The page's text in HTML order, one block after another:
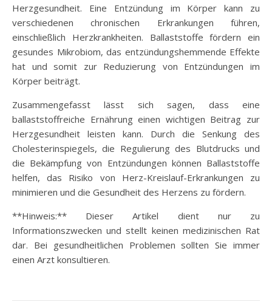
Herzgesundheit. Eine Entzündung im Körper kann zu
verschiedenen chronischen Erkrankungen führen,
einschließlich Herzkrankheiten. Ballaststoffe fördern ein
gesundes Mikrobiom, das entzündungshemmende Effekte
hat und somit zur Reduzierung von Entzündungen im
Körper beiträgt.
Zusammengefasst lässt sich sagen, dass eine
ballaststoffreiche Ernährung einen wichtigen Beitrag zur
Herzgesundheit leisten kann. Durch die Senkung des
Cholesterinspiegels, die Regulierung des Blutdrucks und
die Bekämpfung von Entzündungen können Ballaststoffe
helfen, das Risiko von Herz-Kreislauf-Erkrankungen zu
minimieren und die Gesundheit des Herzens zu fördern.
**Hinweis:** Dieser Artikel dient nur zu
Informationszwecken und stellt keinen medizinischen Rat
dar. Bei gesundheitlichen Problemen sollten Sie immer
einen Arzt konsultieren.